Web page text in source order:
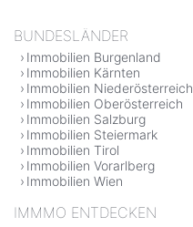
BUNDESLÄNDER
Immobilien Burgenland
Immobilien Kärnten
Immobilien Niederösterreich
Immobilien Oberösterreich
Immobilien Salzburg
Immobilien Steiermark
Immobilien Tirol
Immobilien Vorarlberg
Immobilien Wien
IMMMO ENTDECKEN